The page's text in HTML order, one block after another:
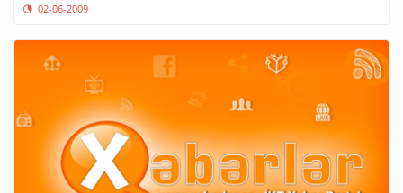
02-06-2009